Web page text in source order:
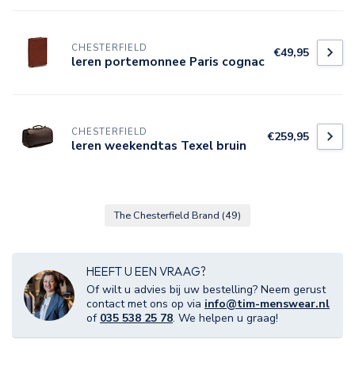
CHESTERFIELD
leren portemonnee Paris cognac €49,95
CHESTERFIELD
leren weekendtas Texel bruin €259,95
The Chesterfield Brand (49)
HEEFT U EEN VRAAG?
Of wilt u advies bij uw bestelling? Neem gerust
contact met ons op via info@tim-menswear.nl
of 035 538 25 78. We helpen u graag!